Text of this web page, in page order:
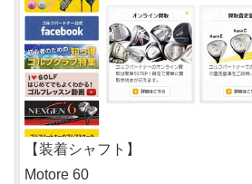
【装着シャフト】
Motore 60